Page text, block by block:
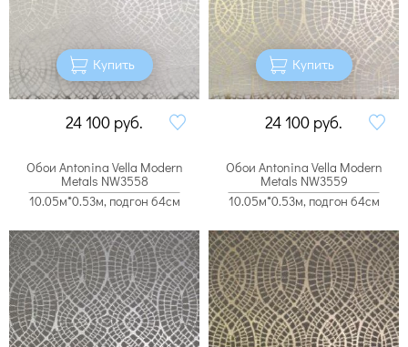
Купить
24 100 руб.
Купить
24 100 руб.
Обои Antonina Vella Modern
Metals NW3558
10.05м*0.53м, подгон 64см
Обои Antonina Vella Modern
Metals NW3559
10.05м*0.53м, подгон 64см